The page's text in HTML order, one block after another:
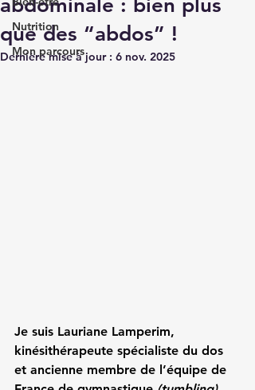
Nutrition
Mon parcours
abdominale : bien plus
que des “abdos” !
Dernière mise à jour : 6 nov. 2025
Je suis Lauriane Lamperim,
kinésithérapeute spécialiste du dos
et ancienne membre de l’équipe de